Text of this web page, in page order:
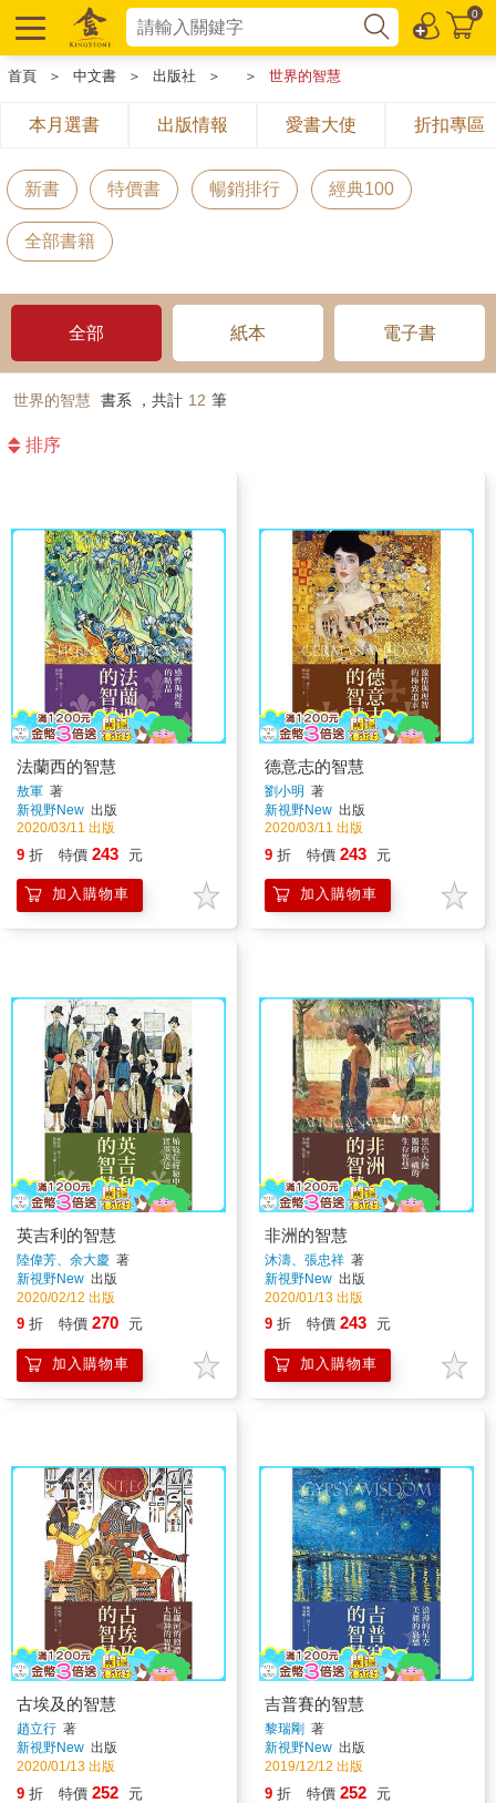
0
首頁 ＞ 中文書 ＞ 出版社 ＞ ＞ 世界的智慧
本月選書 出版情報 愛書大使 折扣專區
新書 特價書 暢銷排行 經典100
全部書籍
全部 紙本 電子書
世界的智慧 書系 ，共計 12 筆
排序
法蘭西的智慧
敖軍 著
新視野New 出版
2020/03/11 出版
9 折 特價 243 元
加入購物車
德意志的智慧
劉小明 著
新視野New 出版
2020/03/11 出版
9 折 特價 243 元
加入購物車
英吉利的智慧
陸偉芳、余大慶 著
新視野New 出版
2020/02/12 出版
9 折 特價 270 元
加入購物車
非洲的智慧
沐濤、張忠祥 著
新視野New 出版
2020/01/13 出版
9 折 特價 243 元
加入購物車
古埃及的智慧
趙立行 著
新視野New 出版
2020/01/13 出版
9 折 特價 252 元
吉普賽的智慧
黎瑞剛 著
新視野New 出版
2019/12/12 出版
9 折 特價 252 元